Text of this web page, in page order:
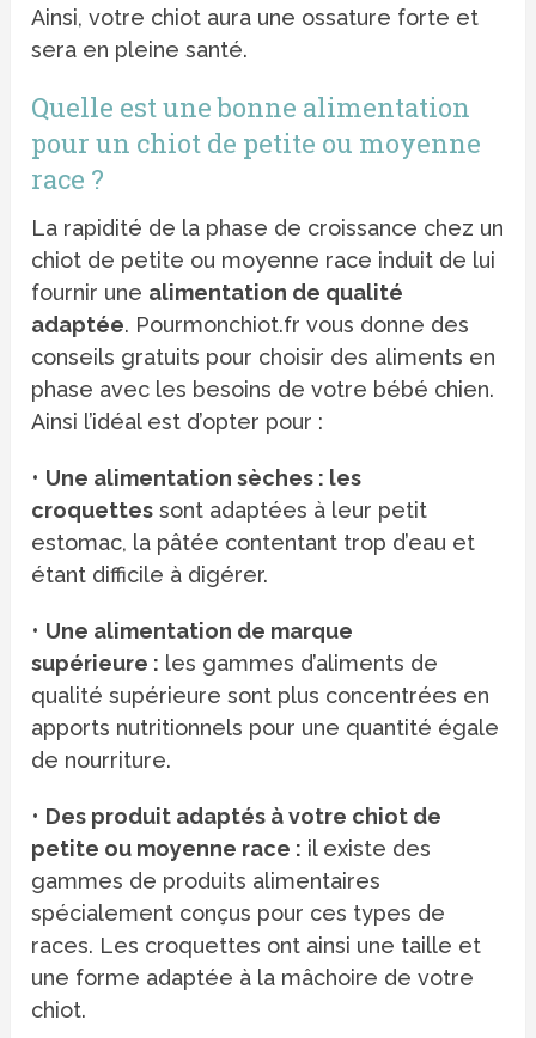
Ainsi, votre chiot aura une ossature forte et
sera en pleine santé.
Quelle est une bonne alimentation
pour un chiot de petite ou moyenne
race ?
La rapidité de la phase de croissance chez un
chiot de petite ou moyenne race induit de lui
fournir une alimentation de qualité
adaptée. Pourmonchiot.fr vous donne des
conseils gratuits pour choisir des aliments en
phase avec les besoins de votre bébé chien.
Ainsi l’idéal est d’opter pour :
• Une alimentation sèches : les
croquettes sont adaptées à leur petit
estomac, la pâtée contentant trop d’eau et
étant difficile à digérer.
• Une alimentation de marque
supérieure : les gammes d’aliments de
qualité supérieure sont plus concentrées en
apports nutritionnels pour une quantité égale
de nourriture.
• Des produit adaptés à votre chiot de
petite ou moyenne race : il existe des
gammes de produits alimentaires
spécialement conçus pour ces types de
races. Les croquettes ont ainsi une taille et
une forme adaptée à la mâchoire de votre
chiot.